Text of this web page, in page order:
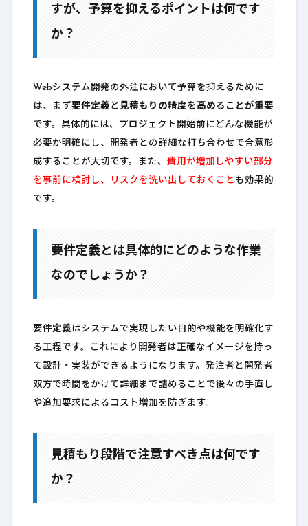
すが、予算を抑えるポイントは何です
か？
Webシステム開発の外注において予算を抑えるために
は、まず要件定義と見積もりの精度を高めることが重要
です。具体的には、プロジェクト開始前にどんな機能が
必要か明確にし、開発者との詳細な打ち合わせで合意形
成することが大切です。また、 費用が増加しやすい部分
を事前に検討し、リスクを洗い出しておくこと も効果的
です。
要件定義とは具体的にどのような作業
なのでしょうか？
要件定義はシステムで実現したい目的や機能を明確化す
る工程です。これにより開発者は正確なイメージを持っ
て設計・実装ができるようになります。発注者と開発者
双方で時間をかけて詳細まで詰めることで後々の手直し
や追加要求によるコスト増加を防ぎます。
見積もり段階で注意すべき点は何です
か？